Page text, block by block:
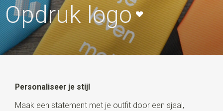
Opdruk logo
Personaliseer je stijl
Maak een statement met je outfit door een sjaal,